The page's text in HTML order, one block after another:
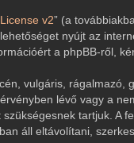
v2” (a
nyújt az
a phpBB-ről,
vulgáris,
lévő vagy a
tartjuk. A
áll eltávolítani,